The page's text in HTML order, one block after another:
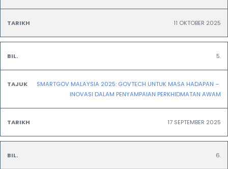
11 OKTOBER 2025
5.
SMARTGOV MALAYSIA 2025: GOVTECH UNTUK MASA HADAPAN –
INOVASI DALAM PENYAMPAIAN PERKHIDMATAN AWAM
17 SEPTEMBER 2025
6.